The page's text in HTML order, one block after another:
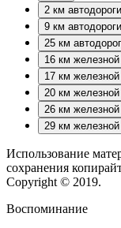
2 км
9 км
25 км
16 км
17 км
20 км
26 км
29 км
Использование
сохранения
Copyright © 2019.
Воспоминание